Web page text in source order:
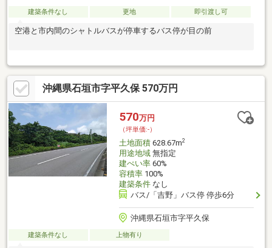
建築条件なし 更地 即引渡し可
空港と市内間のシャトルバスが停車するバス停が目の前
沖縄県石垣市字平久保 570万円
570万円
（坪単価:-）
土地面積628.67m2
用途地域無指定
建ぺい率60%
容積率100%
建築条件なし
バス/「吉野」バス停 停歩6分
沖縄県石垣市字平久保
建築条件なし 上物有り